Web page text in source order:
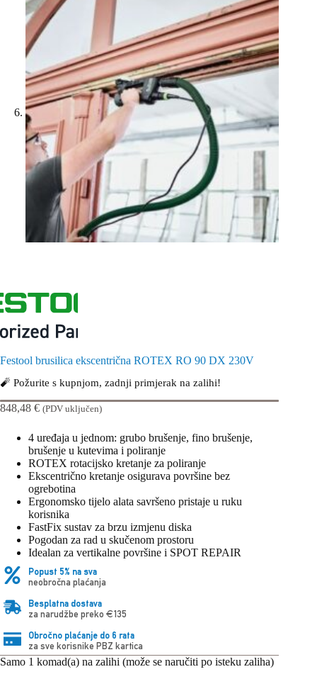
Festool brusilica ekscentrična ROTEX RO 90 DX 230V
🧨 Požurite s kupnjom, zadnji primjerak na zalihi!
848,48 € (PDV uključen)
4 uređaja u jednom: grubo brušenje, fino brušenje,
brušenje u kutevima i poliranje
ROTEX rotacijsko kretanje za poliranje
Ekscentrično kretanje osigurava površine bez
ogrebotina
Ergonomsko tijelo alata savršeno pristaje u ruku
korisnika
FastFix sustav za brzu izmjenu diska
Pogodan za rad u skučenom prostoru
Idealan za vertikalne površine i SPOT REPAIR
Popust 5% na sva
neobročna plaćanja
Besplatna dostava
za narudžbe preko €135
Obročno plaćanje do 6 rata
za sve korisnike PBZ kartica
Samo 1 komad(a) na zalihi (može se naručiti po isteku zaliha)